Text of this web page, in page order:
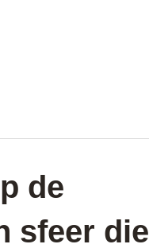
de
sfeer die